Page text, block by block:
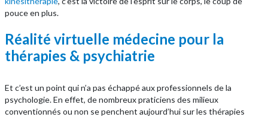
pouce en plus.
Réalité virtuelle médecine pour la
thérapies & psychiatrie
Et c’est un point qui n’a pas échappé aux professionnels de la
psychologie. En effet, de nombreux praticiens des milieux
conventionnés ou non se penchent aujourd’hui sur les thérapies